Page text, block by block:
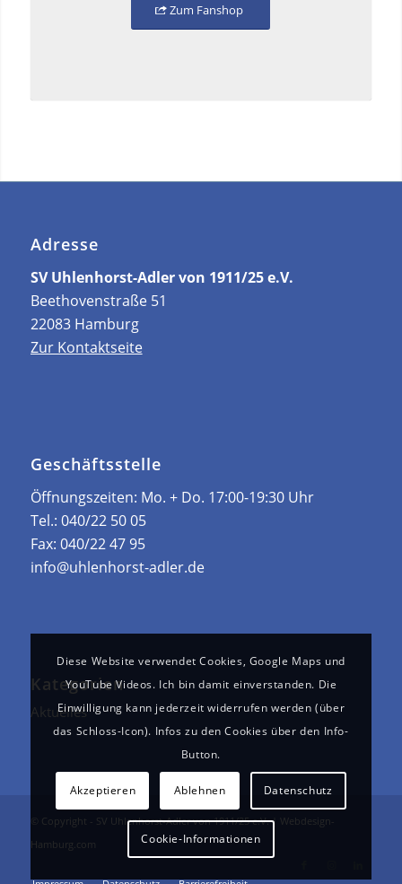
Zum Fanshop
Adresse
SV Uhlenhorst-Adler von 1911/25 e.V.
Beethovenstraße 51
22083 Hamburg
Zur Kontaktseite
Geschäftsstelle
Öffnungszeiten: ­Mo. + Do. 17:00-19:30 Uhr
Tel.: 040/22 50 05
Fax: 040/22 47 95
info@uhlenhorst-adler.de
Kategorien
Aktuelles
© Copyright - SV Uhlenhorst-Adler von 1911/25 e.V. | Webdesign-
Hamburg.com
Diese Website verwendet Cookies, Google Maps und
YouTube Videos. Ich bin damit einverstanden. Die
Einwilligung kann jederzeit widerrufen werden (über
das Schloss-Icon). Infos zu den Cookies über den Info-
Button.
Akzeptieren Ablehnen Datenschutz
Cookie-Informationen